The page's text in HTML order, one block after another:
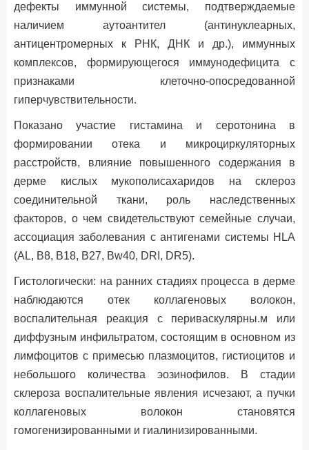
дефекты иммунной системы, подтверждаемые
наличием аутоантител (антинуклеарных,
антицентромерных к РНК, ДНК и др.), иммунных
комплексов, формирующегося иммунодефицита с
признаками клеточно-опосредованной
гиперчувствительности.
Показано участие гистамина и серотонина в
формировании отека и микроциркуляторных
расстройств, влияние повышенного содержания в
дерме кислых мукополисахаридов на склероз
соединительной ткани, роль наследственных
факторов, о чем свидетельствуют семейные случаи,
ассоциация заболевания с антигенами системы НLА
(АL, В8, В18, В27, Вw40, DRI, DR5).
Гистологически: на ранних стадиях процесса в дерме
наблюдаются отек коллагеновых волокон,
воспалительная реакция с периваскулярны.м или
диффузным инфильтратом, состоящим в основном из
лимфоцитов с примесью плазмоцитов, гистиоцитов и
небольшого количества эозинофилов. В стадии
склероза воспалительные явления исчезают, а пучки
коллагеновых волокон становятся
гомогенизированными и гиалинизированными.